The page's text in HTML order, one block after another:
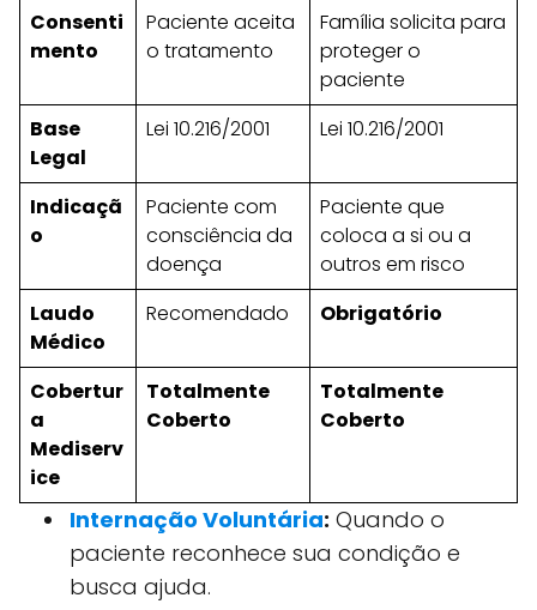
Consenti
mento
Paciente aceita
o tratamento
Família solicita para
proteger o
paciente
Base
Legal
Lei 10.216/2001 Lei 10.216/2001
Indicaçã
o
Paciente com
consciência da
doença
Paciente que
coloca a si ou a
outros em risco
Laudo
Médico
Recomendado Obrigatório
Cobertur
a
Mediserv
ice
Totalmente
Coberto
Totalmente
Coberto
Internação Voluntária: Quando o
paciente reconhece sua condição e
busca ajuda.